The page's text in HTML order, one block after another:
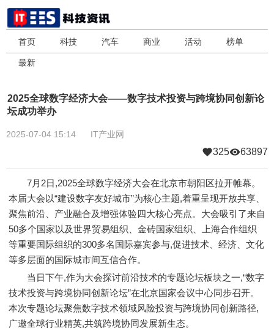
首页 科技 汽车 商业 活动 榜单
最新
2025全球数字经济大会――数字技术投资与跨境协同创新论
坛成功举办
2025-07-04 15:14 IT产业网
325 63897
7月2日,2025全球数字经济大会在北京市朝阳区拉开帷幕。
本届大会以“建设数字友好城市”为核心主题,着重呈现开放共享、
聚焦前沿、产业融合及增强体验四大核心亮点。大会吸引了来自
50多个国家以及世界贸易组织、金砖国家组织、上海合作组织
等重要国际组织的300多名国际嘉宾参与,促进技术、经济、文化
等多层面的国际城市间互信合作。
当日下午,作为大会探讨前沿技术的专题论坛板块之一,“数字
技术投资与跨境协同创新论坛”在北京国家会议中心同步召开。
本次专题论坛聚焦数字技术领域风险投资与跨境协同创新路径,
广邀全球行业精英,共筑跨境协同发展新生态。